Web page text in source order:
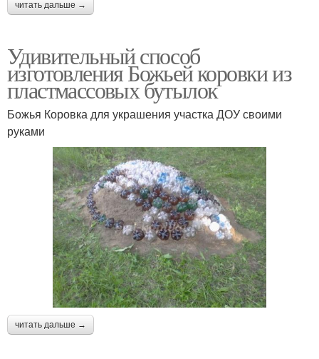
читать дальше →
Удивительный способ
изготовления Божьей коровки из
пластмассовых бутылок
Божья Коровка для украшения участка ДОУ своими
руками
читать дальше →